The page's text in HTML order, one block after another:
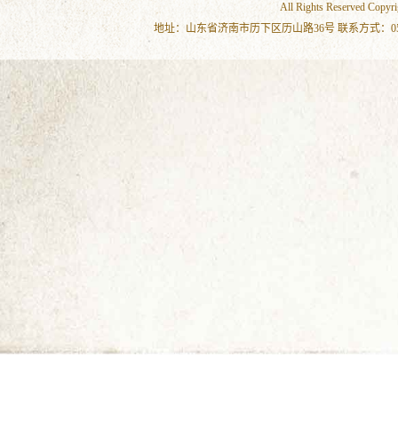
All Rights Reserved
地址：山东省济南市历下区历山路36号 联系方式：